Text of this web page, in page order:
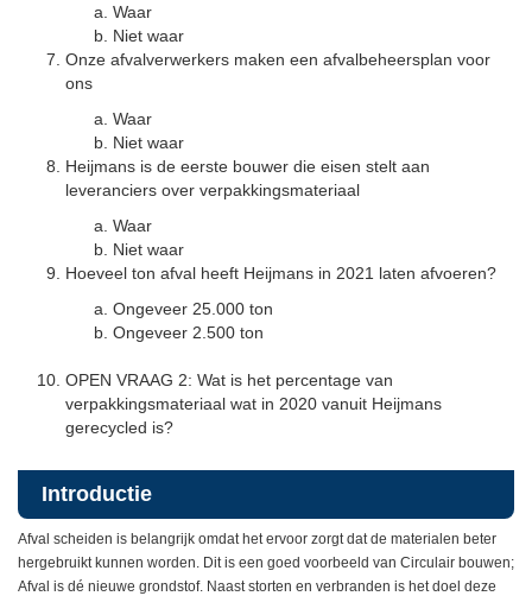
Waar
Niet waar
Onze afvalverwerkers maken een afvalbeheersplan voor
ons
Waar
Niet waar
Heijmans is de eerste bouwer die eisen stelt aan
leveranciers over verpakkingsmateriaal
Waar
Niet waar
Hoeveel ton afval heeft Heijmans in 2021 laten afvoeren?
Ongeveer 25.000 ton
Ongeveer 2.500 ton
OPEN VRAAG 2: Wat is het percentage van
verpakkingsmateriaal wat in 2020 vanuit Heijmans
gerecycled is?
Introductie
Afval scheiden is belangrijk omdat het ervoor zorgt dat de materialen beter
hergebruikt kunnen worden. Dit is een goed voorbeeld van Circulair bouwen;
Afval is dé nieuwe grondstof. Naast storten en verbranden is het doel deze